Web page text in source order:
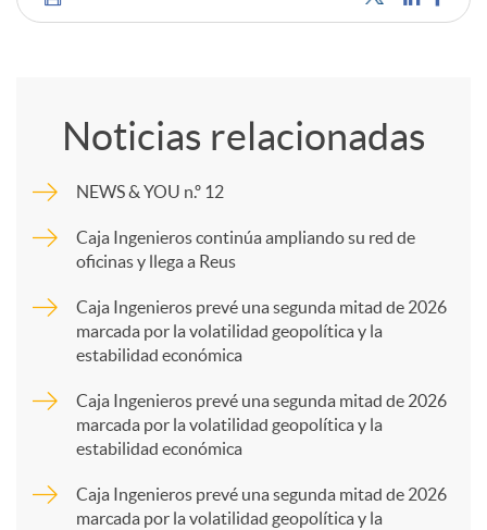
C
m
p
a
Noticias relacionadas
NEWS & YOU n.º 12
Caja Ingenieros continúa ampliando su red de
oficinas y llega a Reus
Caja Ingenieros prevé una segunda mitad de 2026
marcada por la volatilidad geopolítica y la
estabilidad económica
Caja Ingenieros prevé una segunda mitad de 2026
marcada por la volatilidad geopolítica y la
estabilidad económica
Caja Ingenieros prevé una segunda mitad de 2026
marcada por la volatilidad geopolítica y la